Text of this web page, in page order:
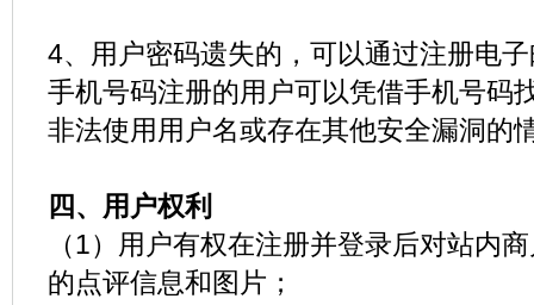
4、用户密码遗失的，可以通过注册电
手机号码注册的用户可以凭借手机号码
非法使用用户名或存在其他安全漏洞的
四、用户权利
（1）用户有权在注册并登录后对站内
的点评信息和图片；